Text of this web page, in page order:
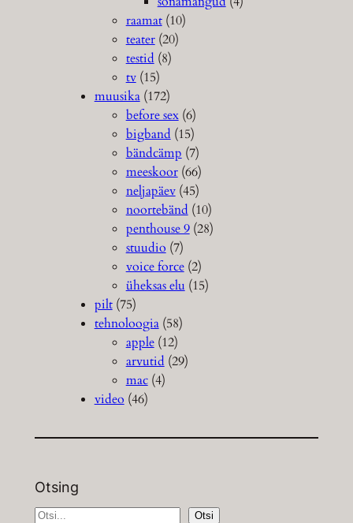
raamat(10)
teater(20)
testid (8)
tv(15)
muusika(172)
before sex(6)
bigband (15)
bändcämp (7)
meeskoor(66)
neljapäev(45)
noortebänd (10)
penthouse 9(28)
stuudio (7)
voice force(2)
üheksas elu (15)
pilt(75)
tehnoloogia(58)
apple(12)
arvutid (29)
mac(4)
video (46)
Otsing
S Otsi